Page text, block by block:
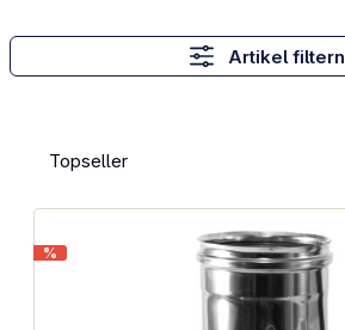
Artikel filtern
%